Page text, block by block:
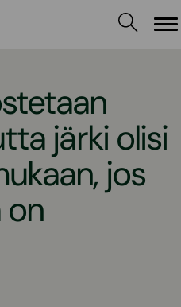
järki olisi
jos
on